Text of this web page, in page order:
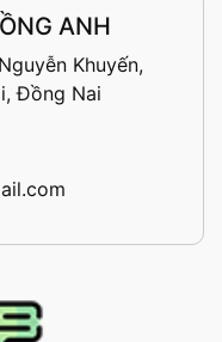
ANH
Khuyến,
Đồng Nai